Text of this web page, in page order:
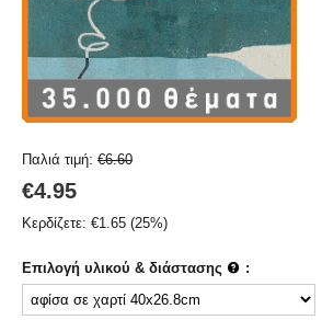
Παλιά τιμή: €6.60
€4.95
Κερδίζετε: €1.65 (25%)
Επιλογή υλικού & διάστασης :